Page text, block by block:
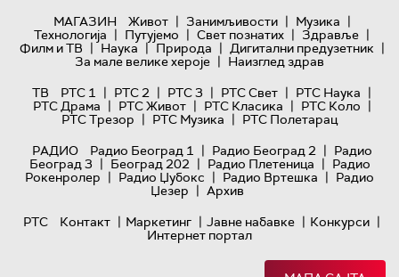
МАГАЗИН
Живот | Занимљивости | Музика |
Технологијa | Путујемо | Свет познатих | Здравље |
Филм и ТВ | Наука | Природа | Дигитални предузетник |
За мале велике хероје | Наизглед здрав
ТВ
РТС 1 | РТС 2 | РТС 3 | РТС Свет | РТС Наука |
РТС Драма | РТС Живот | РТС Класика | РТС Коло |
РТС Трезор | РТС Музика | РТС Полетарац
РАДИО
Радио Београд 1 | Радио Београд 2 | Радио
Београд 3 | Београд 202 | Радио Плетеница | Радио
Рокенролер | Радио Џубокс | Радио Вртешка | Радио
Џезер | Архив
РТС
Контакт | Маркетинг | Јавне набавке | Конкурси |
Интернет портал